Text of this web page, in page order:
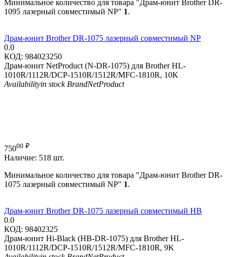
Минимальное количество для товара "Драм-юнит Brother DR-
1095 лазерный совместимый NP" 1.
Драм-юнит Brother DR-1075 лазерный совместимый NP
0.0
КОД: 984023250
Драм-юнит NetProduct (N-DR-1075) для Brother HL-
1010R/1112R/DCP-1510R/1512R/MFC-1810R, 10K
Availabilityin stock BrandNetProduct
75000 ₽
Наличие: 518 шт.
Минимальное количество для товара "Драм-юнит Brother DR-
1075 лазерный совместимый NP" 1.
Драм-юнит Brother DR-1075 лазерный совместимый HB
0.0
КОД: 98402325
Драм-юнит Hi-Black (HB-DR-1075) для Brother HL-
1010R/1112R/DCP-1510R/1512R/MFC-1810R, 9K